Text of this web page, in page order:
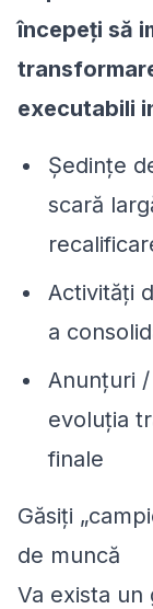
începeți să
executabili
Ședințe
scară
Activități
a
Anunțuri
evoluția
finale
Găsiți
de muncă
Va exista un